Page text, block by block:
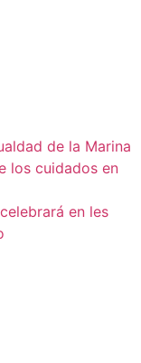
de la Marina
los cuidados en
en les